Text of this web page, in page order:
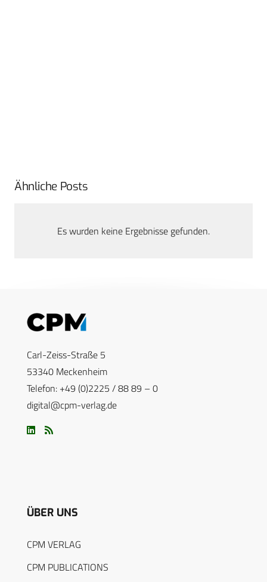
Ähnliche Posts
Es wurden keine Ergebnisse gefunden.
Carl-Zeiss-Straße 5
53340 Meckenheim
Telefon: +49 (0)2225 / 88 89 – 0
digital@cpm-verlag.de
ÜBER UNS
CPM VERLAG
CPM PUBLICATIONS